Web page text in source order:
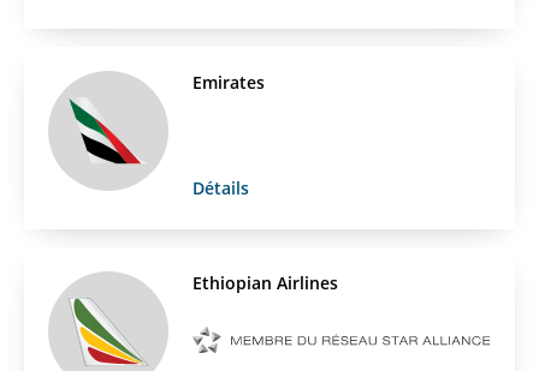
Emirates
Détails
Ethiopian Airlines